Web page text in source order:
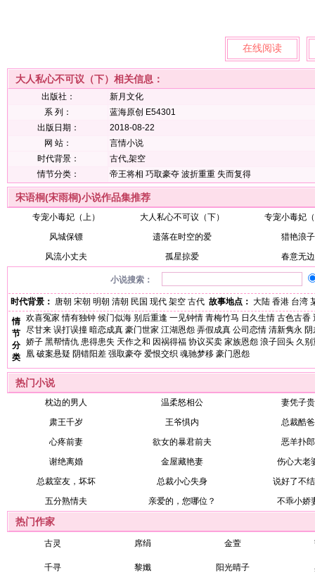
在线阅读
大人私心不可议（下）相关信息：
出版社：
新月文化
系 列：
蓝海原创 E54301
出版日期：
2018-08-22
网 站：
言情小说
时代背景：
古代,架空
情节分类：
帝王将相 巧取豪夺 波折重重 失而复得
宋语桐(宋雨桐)小说作品集推荐
专宠小毒妃（上） 大人私心不可议（下）
专宠小毒妃
风城保镖
遗落在时空的爱
猎艳浪子
风流小丈夫
孤星掠爱 春意无边
小说搜索：
时代背景： 唐朝 宋朝 明朝 清朝 民国 现代 架空 古代 故事地点： 大陆 香港 台湾
情
节
分
类
欢喜冤家 情有独钟 候门似海 别后重逢 一见钟情 青梅竹马 日久生情 古色古香
尽甘来 误打误撞 暗恋成真 豪门世家 江湖恩怨 弄假成真 公司恋情 清新隽永
娇子 黑帮情仇 患得患失 天作之和 因祸得福 协议买卖 家族恩怨 浪子回头 久别
凰 破案悬疑 阴错阳差 强取豪夺 爱恨交织 魂驰梦移 豪门恩怨
热门小说
枕边的男人 温柔怒相公
妻凭子贵
肃王千岁
王爷惧内
总裁酷爸
心疼前妻
欲女的暴君前夫
恶羊扑郎
谢绝离婚
金屋藏艳妻
伤心大老
总裁室友，坏坏
总裁小心失身
说好了不
五分熟情夫
亲爱的，您哪位？ 不乖小娇
热门作家
古灵 席绢 金萱
千寻 黎孅 阳光晴子